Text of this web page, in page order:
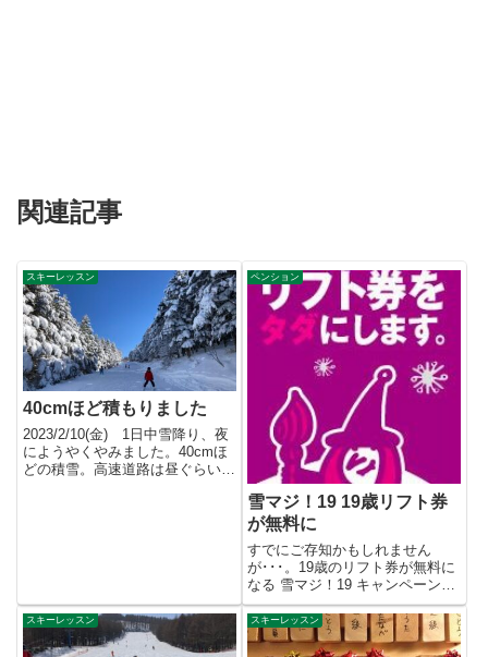
関連記事
スキーレッスン
40cmほど積もりました
2023/2/10(金) 1日中雪降り、夜
にようやくやみました。40cmほ
どの積雪。高速道路は昼ぐらいか
ペンション
雪マジ！19 19歳リフト券
が無料に
すでにご存知かもしれません
が･･･。19歳のリフト券が無料に
なる 雪マジ！19 キャンペーン。
白樺湖エリアでは、エコーバ...
スキーレッスン スキーレッスン